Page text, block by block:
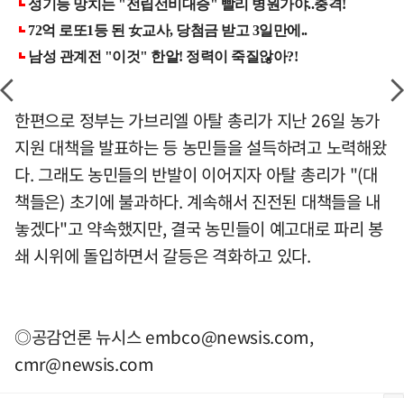
한편으로 정부는 가브리엘 아탈 총리가 지난 26일 농가
지원 대책을 발표하는 등 농민들을 설득하려고 노력해왔
다. 그래도 농민들의 반발이 이어지자 아탈 총리가 "(대
책들은) 초기에 불과하다. 계속해서 진전된 대책들을 내
놓겠다"고 약속했지만, 결국 농민들이 예고대로 파리 봉
쇄 시위에 돌입하면서 갈등은 격화하고 있다.
◎공감언론 뉴시스embco@newsis.com,
cmr@newsis.com